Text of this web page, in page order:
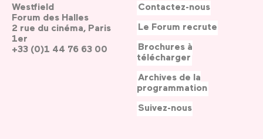
Westfield
Forum des Halles
2 rue du cinéma, Paris
1er
+33 (0)1 44 76 63 00
Contactez-nous
Le Forum recrute
Brochures à
télécharger
Archives de la
programmation
Suivez-nous